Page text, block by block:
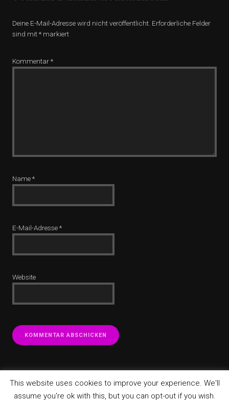
Deine E-Mail-Adresse wird nicht veröffentlicht. Erforderliche Felder
sind mit* markiert
Kommentar*
Name*
E-Mail-Adresse*
Website
This website uses cookies to improve your experience. We'll
assume you're ok with this, but you can opt-out if you wish.